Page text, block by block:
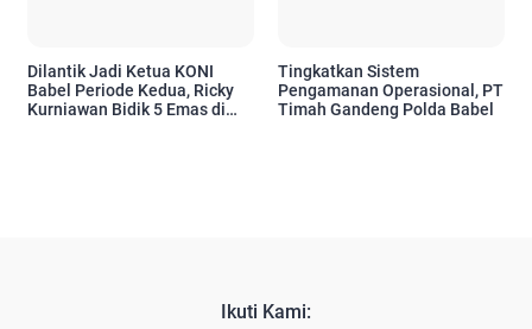
Dilantik Jadi Ketua KONI
Babel Periode Kedua, Ricky
Kurniawan Bidik 5 Emas di
Tingkatkan Sistem
Pengamanan Operasional, PT
Timah Gandeng Polda Babel
Ikuti Kami: